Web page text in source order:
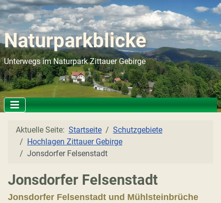
Naturparkblicke
Unterwegs im Naturpark Zittauer Gebirge
Aktuelle Seite: Startseite
Schutzgebiete
Hochlagen Zittauer Gebirge
Jonsdorfer Felsenstadt
Jonsdorfer Felsenstadt
Jonsdorfer Felsenstadt und Mühlsteinbrüche